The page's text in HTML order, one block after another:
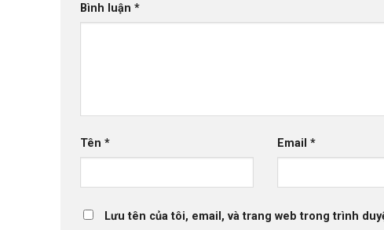
Bình luận *
Tên * Email*
Lưu tên của tôi, email, và trang web trong trình